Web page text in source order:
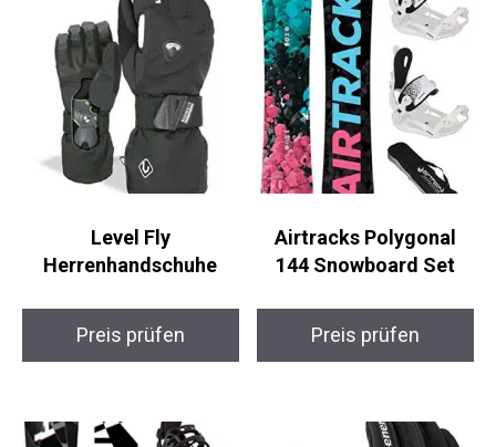
Level Fly
Herrenhandschuhe
Preis prüfen
Airtracks Polygonal
144 Snowboard Set
Preis prüfen